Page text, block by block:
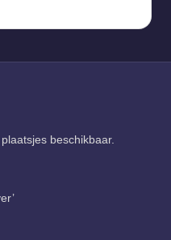
beschikbaar.